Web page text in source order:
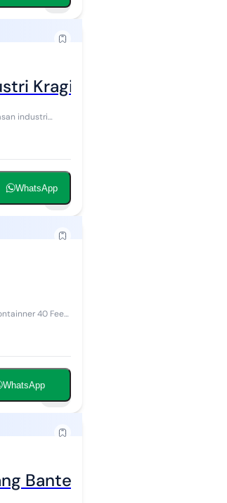
Kragilan Serang
WhatsApp
WhatsApp
Banten